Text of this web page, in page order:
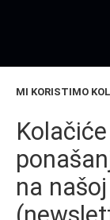
MI KORISTIMO
na